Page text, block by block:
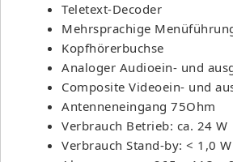
Teletext-Decoder
Mehrsprachige
Kopfhörerbuchse
Analoger Audioein- und
Composite Videoein- und
Antenneneingang 75Ohm
Verbrauch Betrieb: ca. 24 W
Verbrauch Stand-by: < 1,0 W